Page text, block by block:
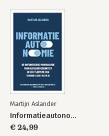
Martijn Aslander
Informatieautonomie
€ 24,99